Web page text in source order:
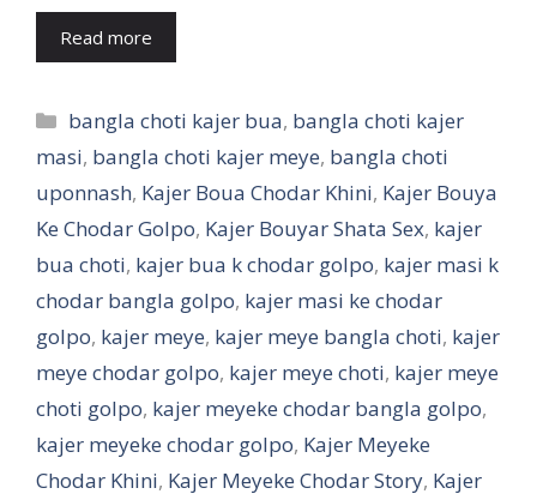
Read more
Categories
bangla choti kajer bua, bangla choti kajer
masi, bangla choti kajer meye, bangla choti
uponnash, Kajer Boua Chodar Khini, Kajer Bouya
Ke Chodar Golpo, Kajer Bouyar Shata Sex, kajer
bua choti, kajer bua k chodar golpo, kajer masi k
chodar bangla golpo, kajer masi ke chodar
golpo, kajer meye, kajer meye bangla choti, kajer
meye chodar golpo, kajer meye choti, kajer meye
choti golpo, kajer meyeke chodar bangla golpo,
kajer meyeke chodar golpo, Kajer Meyeke
Chodar Khini, Kajer Meyeke Chodar Story, Kajer